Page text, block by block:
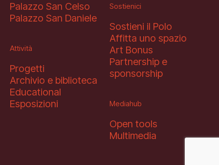
Palazzo San Celso
Palazzo San Daniele
Attività
Progetti
Archivio e biblioteca
Educational
Esposizioni
Sostienici
Sostieni il Polo
Affitta uno spazio
Art Bonus
Partnership e
sponsorship
Mediahub
Open tools
Multimedia